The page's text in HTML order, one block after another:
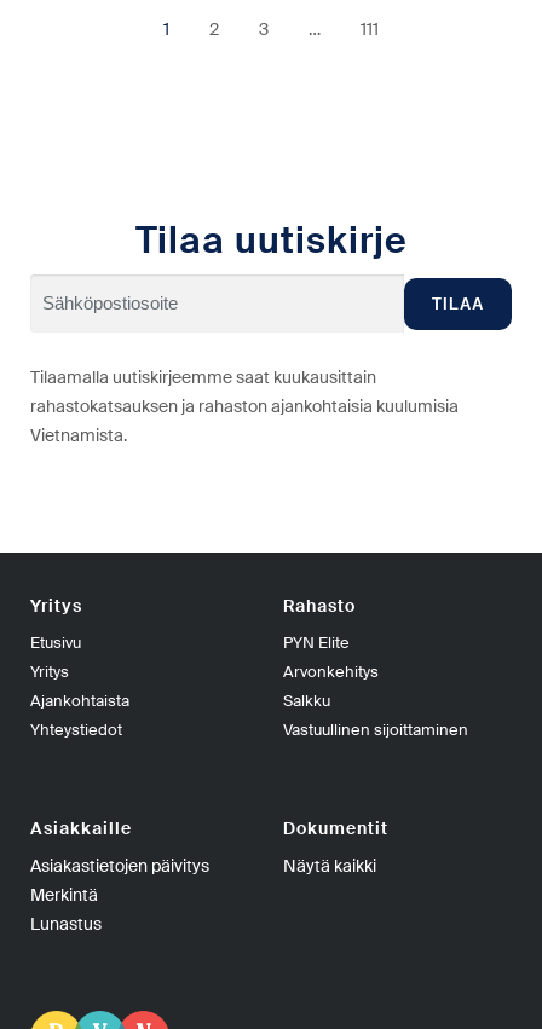
1 2 3 … 111
Tilaa uutiskirje
Tilaamalla uutiskirjeemme saat kuukausittain
rahastokatsauksen ja rahaston ajankohtaisia kuulumisia
Vietnamista.
Yritys
Etusivu
Yritys
Ajankohtaista
Yhteystiedot
Rahasto
PYN Elite
Arvonkehitys
Salkku
Vastuullinen sijoittaminen
Asiakkaille
Asiakastietojen päivitys
Merkintä
Lunastus
Dokumentit
Näytä kaikki